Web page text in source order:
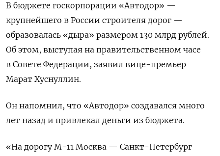
В бюджете госкорпорации «Автодор» —
крупнейшего в России строителя дорог —
образовалась «дыра» размером 130 млрд рублей.
Об этом, выступая на правительственном часе
в Совете Федерации, заявил вице-премьер
Марат Хуснуллин.
Он напомнил, что «Автодор» создавался много
лет назад и привлекал деньги из бюджета.
«На дорогу М-11 Москва — Санкт-Петербург